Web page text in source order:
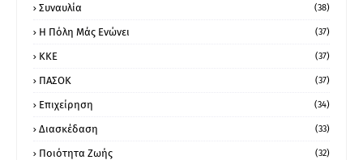
Συναυλία (38)
Η Πόλη Μάς Ενώνει (37)
ΚΚΕ (37)
ΠΑΣΟΚ (37)
Επιχείρηση (34)
Διασκέδαση (33)
Ποιότητα Ζωής (32)